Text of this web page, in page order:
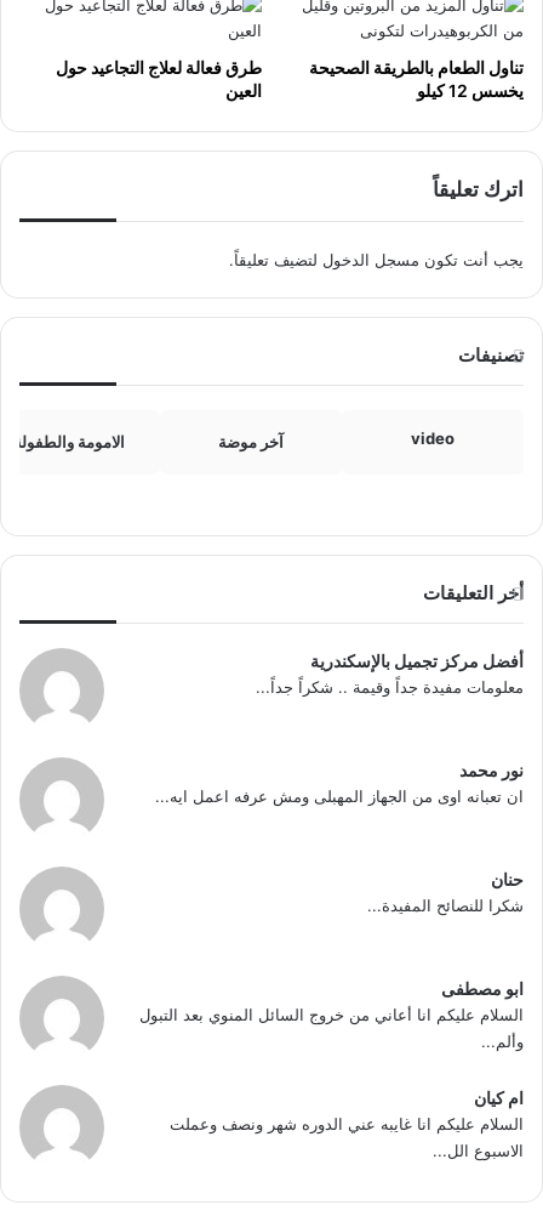
طرق فعالة لعلاج التجاعيد حول
العين
تناول الطعام بالطريقة الصحيحة
يخسس 12 كيلو
اترك تعليقاً
يجب أنت تكون مسجل الدخول لتضيف تعليقاً.
تصنيفات
video آخر موضة الامومة والطفولة
أخر التعليقات
أفضل مركز تجميل بالإسكندرية
معلومات مفيدة جداً وقيمة .. شكراً جداً...
نور محمد
ان تعبانه اوى من الجهاز المهبلى ومش عرفه اعمل ايه...
حنان
شكرا للنصائح المفيدة...
ابو مصطفى
السلام عليكم انا أعاني من خروج السائل المنوي بعد التبول
وألم...
ام كيان
السلام عليكم انا غايبه عني الدوره شهر ونصف وعملت
الاسبوع الل...